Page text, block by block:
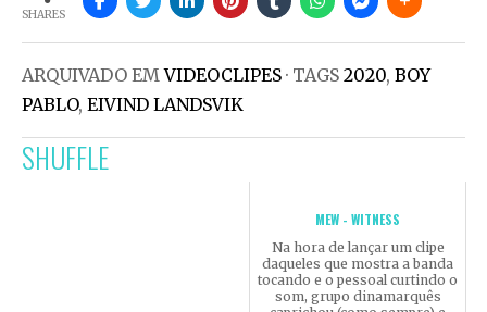
SHARES
ARQUIVADO EMVIDEOCLIPES · TAGS 2020, BOY
PABLO, EIVIND LANDSVIK
SHUFFLE
MEW - WITNESS
Na hora de lançar um clipe
daqueles que mostra a banda
tocando e o pessoal curtindo o
som, grupo dinamarquês